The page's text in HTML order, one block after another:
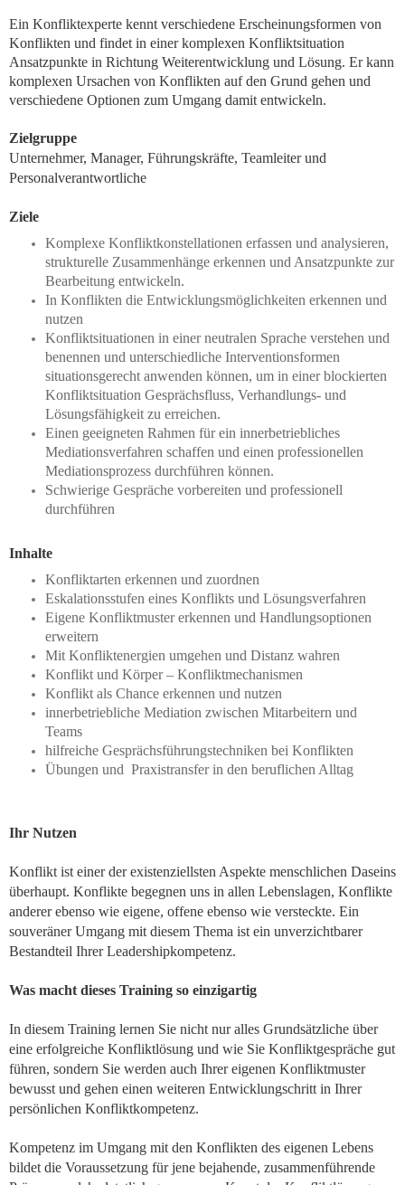
Ein Konfliktexperte kennt verschiedene Erscheinungsformen von
Konflikten und findet in einer komplexen Konfliktsituation
Ansatzpunkte in Richtung Weiterentwicklung und Lösung. Er kann
komplexen Ursachen von Konflikten auf den Grund gehen und
verschiedene Optionen zum Umgang damit entwickeln.
Zielgruppe
Unternehmer, Manager, Führungskräfte, Teamleiter und
Personalverantwortliche
Ziele
Komplexe Konfliktkonstellationen erfassen und analysieren,
strukturelle Zusammenhänge erkennen und Ansatzpunkte zur
Bearbeitung entwickeln.
In Konflikten die Entwicklungsmöglichkeiten erkennen und
nutzen
Konfliktsituationen in einer neutralen Sprache verstehen und
benennen und unterschiedliche Interventionsformen
situationsgerecht anwenden können, um in einer blockierten
Konfliktsituation Gesprächsfluss, Verhandlungs- und
Lösungsfähigkeit zu erreichen.
Einen geeigneten Rahmen für ein innerbetriebliches
Mediationsverfahren schaffen und einen professionellen
Mediationsprozess durchführen können.
Schwierige Gespräche vorbereiten und professionell
durchführen
Inhalte
Konfliktarten erkennen und zuordnen
Eskalationsstufen eines Konflikts und Lösungsverfahren
Eigene Konfliktmuster erkennen und Handlungsoptionen
erweitern
Mit Konfliktenergien umgehen und Distanz wahren
Konflikt und Körper – Konfliktmechanismen
Konflikt als Chance erkennen und nutzen
innerbetriebliche Mediation zwischen Mitarbeitern und
Teams
hilfreiche Gesprächsführungstechniken bei Konflikten
Übungen und Praxistransfer in den beruflichen Alltag
Ihr Nutzen
Konflikt ist einer der existenziellsten Aspekte menschlichen Daseins
überhaupt. Konflikte begegnen uns in allen Lebenslagen, Konflikte
anderer ebenso wie eigene, offene ebenso wie versteckte. Ein
souveräner Umgang mit diesem Thema ist ein unverzichtbarer
Bestandteil Ihrer Leadershipkompetenz.
Was macht dieses Training so einzigartig
In diesem Training lernen Sie nicht nur alles Grundsätzliche über
eine erfolgreiche Konfliktlösung und wie Sie Konfliktgespräche gut
führen, sondern Sie werden auch Ihrer eigenen Konfliktmuster
bewusst und gehen einen weiteren Entwicklungschritt in Ihrer
persönlichen Konfliktkompetenz.
Kompetenz im Umgang mit den Konflikten des eigenen Lebens
bildet die Voraussetzung für jene bejahende, zusammenführende